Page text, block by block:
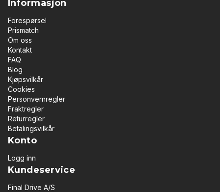
Informasjon
Forespørsel
Prismatch
Om oss
Kontakt
FAQ
Blog
Kjøpsvilkår
Cookies
Personvernregler
Fraktregler
Returregler
Betalingsvilkår
Konto
Logg inn
Kundeservice
Final Drive A/S